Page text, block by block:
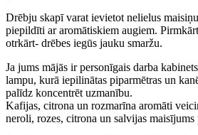
Drēbju skapī varat ievietot nelielus
piepildīti ar aromātiskiem augiem.
otrkārt- drēbes iegūs jauku smaržu.
Ja jums mājās ir personīgais darba
lampu, kurā iepilinātas piparmētras un
palīdz koncentrēt uzmanību.
Kafijas, citrona un rozmarīna aromāti
neroli, rozes, citrona un salvijas maisījums